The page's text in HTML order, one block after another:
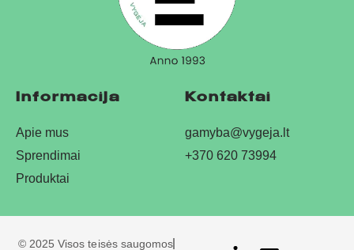
Informacija
Apie mus
Sprendimai
Produktai
Kontaktai
gamyba@vygeja.lt
+370 620 73994
© 2025 Visos teisės saugomos